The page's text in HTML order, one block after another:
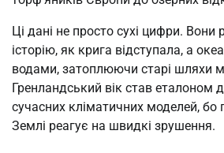
Ці дані не просто сухі цифри. Вони
історію, як крига відступала, а
водами, затоплюючи старі шляхи
Гренландський вік став еталоном
сучасних кліматичних моделей, бо
Землі реагує на швидкі зрушення.